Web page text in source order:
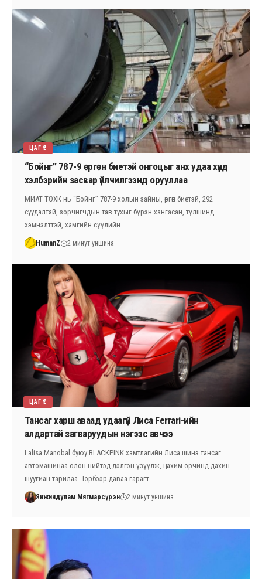
ЦАГ ҮЕ
“Бойнг” 787-9 өргөн биетэй онгоцыг анх удаа хүнд
хэлбэрийн засвар үйлчилгээнд орууллаа
МИАТ ТӨХК нь “Бойнг” 787-9 холын зайны, өргөн биетэй, 292
суудалтай, зорчигчдын тав тухыг бүрэн хангасан, түлшинд
хэмнэлттэй, хамгийн сүүлийн…
HumanZ 2 минут уншина
ЦАГ ҮЕ
Тансаг харш аваад удаагүй Лиса Ferrari-ийн
алдартай загваруудын нэгээс авчээ
Lalisa Manobal буюу BLACKPINK хамтлагийн Лиса шинэ тансаг
автомашинаа олон нийтэд дэлгэн үзүүлж, цахим орчинд дахин
шуугиан тарилаа. Тэрбээр даваа гарагт…
Янжиндулам Мягмарсүрэн 2 минут уншина